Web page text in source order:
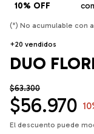
10% OFF
(*) No acumulable con
+20 vendidos
DUO
$63.300
$56.970 10
El descuento puede